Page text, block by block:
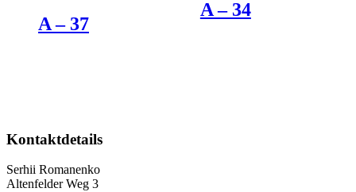
A – 37
A – 34
Kontaktdetails
Serhii Romanenko
Altenfelder Weg 3